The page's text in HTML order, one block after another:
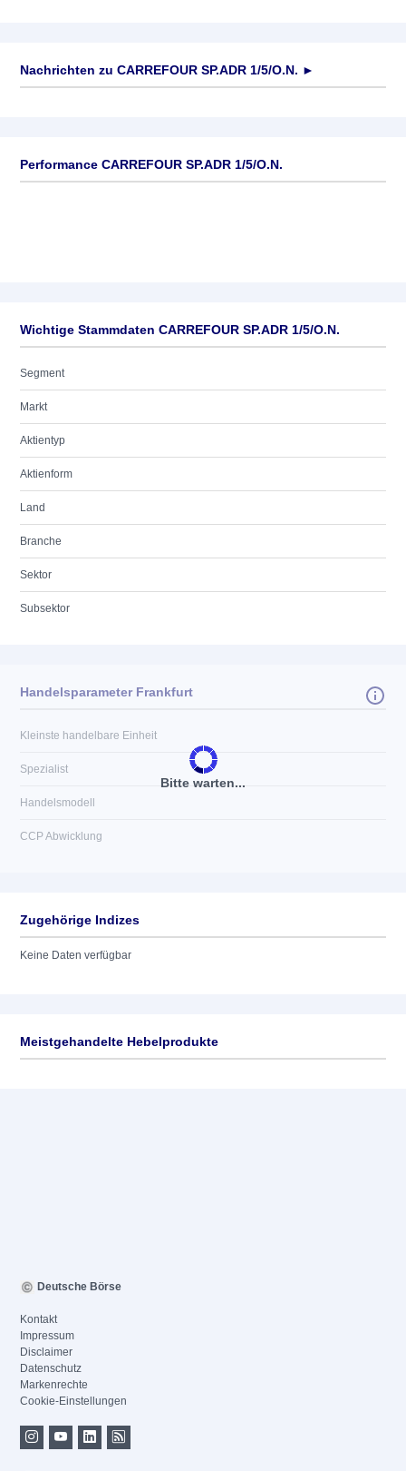
Nachrichten zu CARREFOUR SP.ADR 1/5/O.N. ►
Performance CARREFOUR SP.ADR 1/5/O.N.
Wichtige Stammdaten CARREFOUR SP.ADR 1/5/O.N.
Segment
Markt
Aktientyp
Aktienform
Land
Branche
Sektor
Subsektor
Bitte warten...
Handelsparameter Frankfurt
Kleinste handelbare Einheit
Spezialist
Handelsmodell
CCP Abwicklung
Zugehörige Indizes
Keine Daten verfügbar
Meistgehandelte Hebelprodukte
Deutsche Börse
Kontakt
Impressum
Disclaimer
Datenschutz
Markenrechte
Cookie-Einstellungen